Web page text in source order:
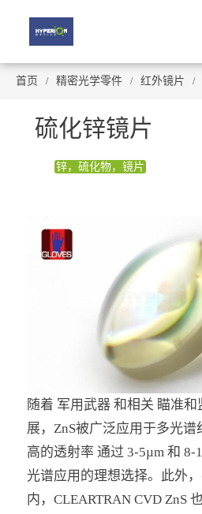
首页 精密光学零件 红外镜片
硫化锌镜片
锌，硫化物，镜片
随着 军用武器 和相关 瞄准
展，ZnS被广泛应用于多光
高的透射率 通过 3-5µm 和 8-
光谱应用的理想选择。此外
内，CLEARTRAN CVD ZnS